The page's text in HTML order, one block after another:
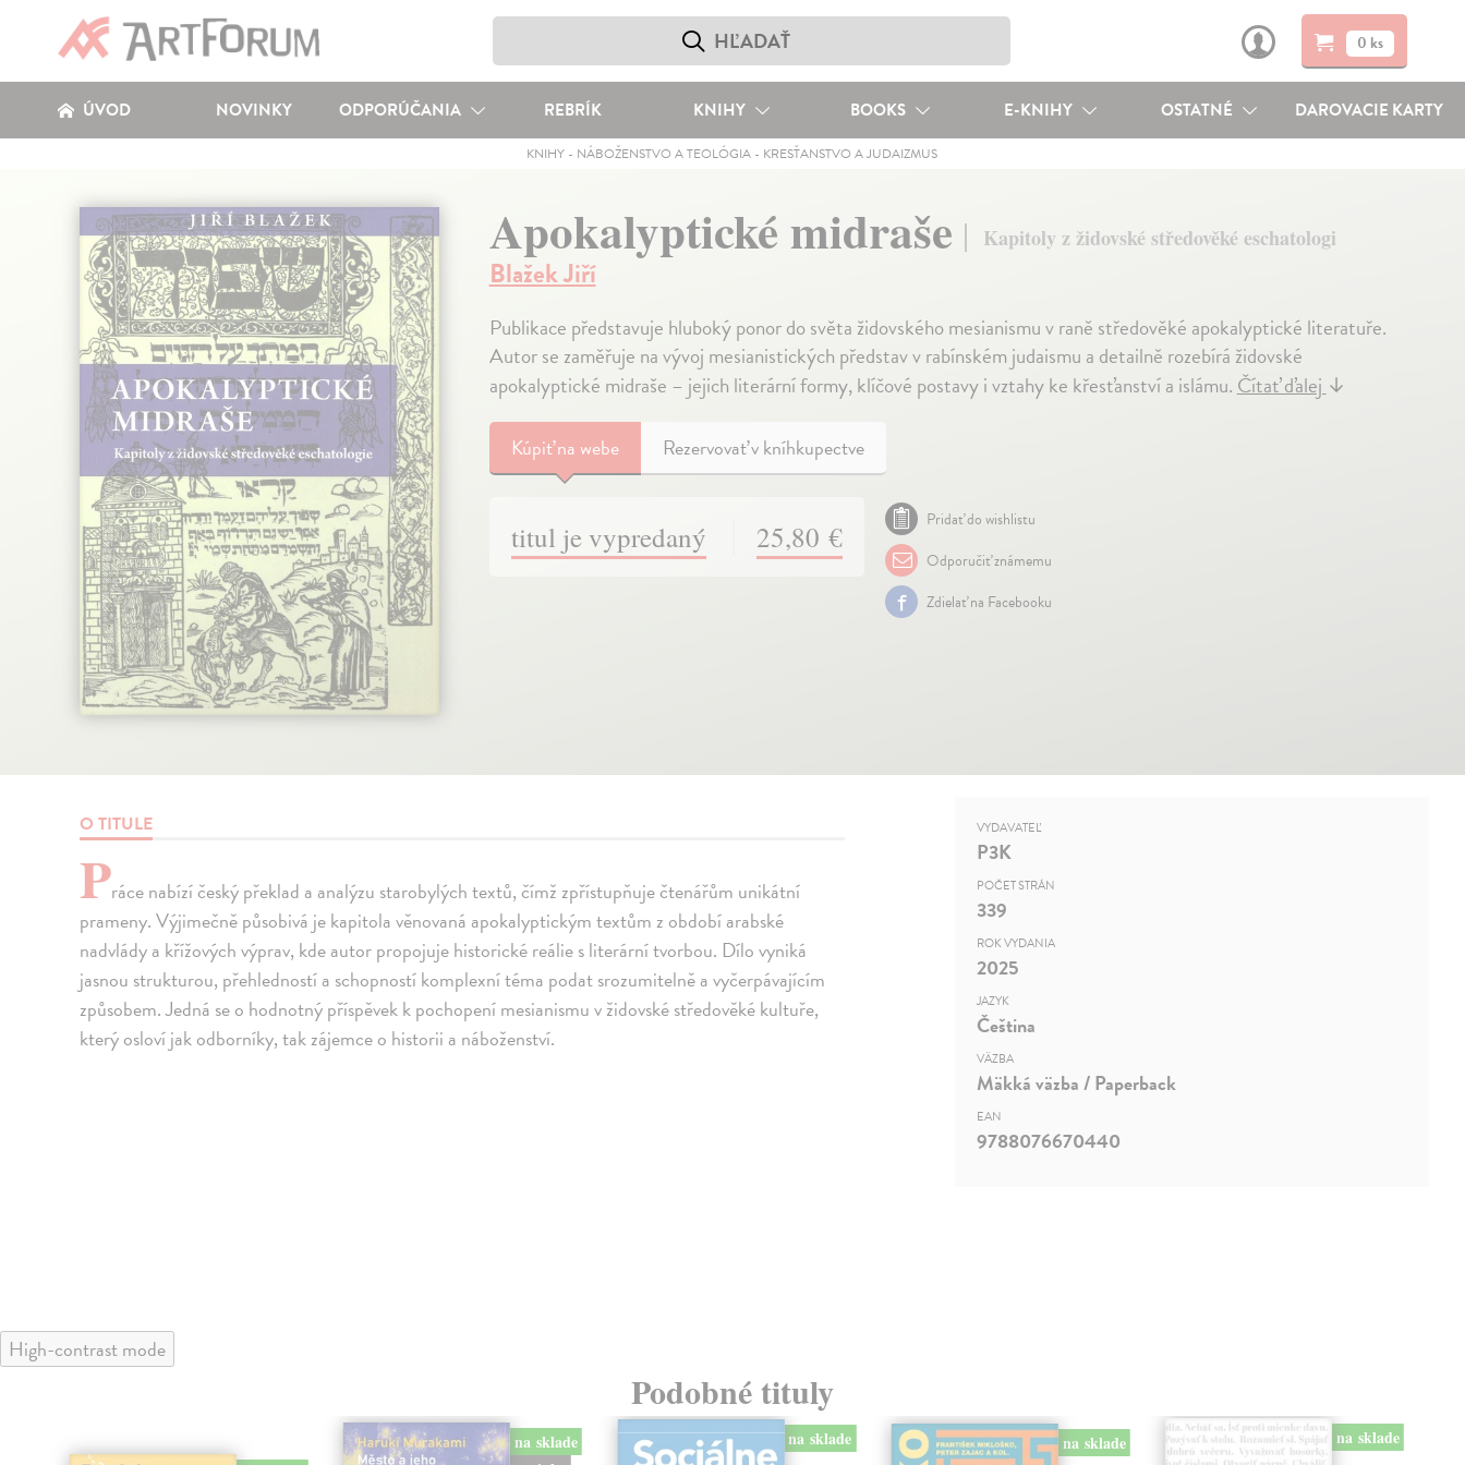
0 ks
ÚVOD NOVINKY ODPORÚČANIA REBRÍK KNIHY BOOKS E-KNIHY OSTATNÉ DAROVACIE KARTY
KNIHY - NÁBOŽENSTVO A TEOLÓGIA - KRESŤANSTVO A JUDAIZMUS
Apokalyptické midraše Kapitoly z židovské středověké eschatologi
Blažek Jiří
Publikace představuje hluboký ponor do světa židovského mesianismu v raně středověké apokalyptické literatuře.
Autor se zaměřuje na vývoj mesianistických představ v rabínském judaismu a detailně rozebírá židovské
apokalyptické midraše – jejich literární formy, klíčové postavy i vztahy ke křesťanství a islámu.Čítať ďalej↓
Kúpiťna webe Rezervovať v kníhkupectve
titul je vypredaný 25,80 €
Pridať do wishlistu
Odporučiť známemu
Zdielať na Facebooku
O TITULE
Práce nabízí český překlad a analýzu starobylých textů, čímž zpřístupňuje čtenářům unikátní
prameny. Výjimečně působivá je kapitola věnovaná apokalyptickým textům z období arabské
nadvlády a křížových výprav, kde autor propojuje historické reálie s literární tvorbou. Dílo vyniká
jasnou strukturou, přehledností a schopností komplexní téma podat srozumitelně a vyčerpávajícím
způsobem. Jedná se o hodnotný příspěvek k pochopení mesianismu v židovské středověké kultuře,
který osloví jak odborníky, tak zájemce o historii a náboženství.
VYDAVATEĽ
P3K
POČET STRÁN
339
ROK VYDANIA
2025
JAZYK
Čeština
VÄZBA
Mäkká väzba / Paperback
EAN
9788076670440
High-contrast mode
Podobné tituly
na sklade
na sklade na sklade na sklade